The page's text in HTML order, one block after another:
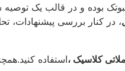
بوده و در قالب یک توصیه
، در کنار بررسی پیشنهادات،
کلاسیک ،استفاده